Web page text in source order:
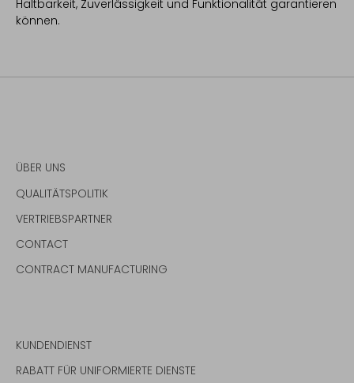
Haltbarkeit, Zuverlässigkeit und Funktionalität garantieren
können.
ÜBER UNS
QUALITÄTSPOLITIK
VERTRIEBSPARTNER
CONTACT
CONTRACT MANUFACTURING
KUNDENDIENST
RABATT FÜR UNIFORMIERTE DIENSTE